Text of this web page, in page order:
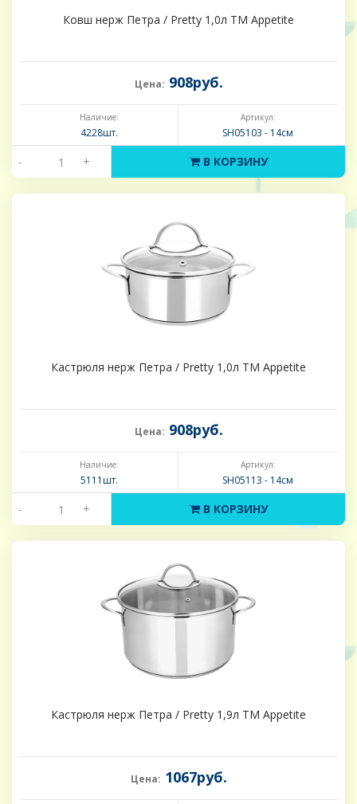
Ковш нерж Петра / Pretty 1,0л ТМ Appetite
Цена: 908руб.
Наличие:
4228шт.
Артикул:
SH05103 - 14см
- + В КОРЗИНУ
Кастрюля нерж Петра / Pretty 1,0л ТМ Appetite
Цена: 908руб.
Наличие:
5111шт.
Артикул:
SH05113 - 14см
- + В КОРЗИНУ
Кастрюля нерж Петра / Pretty 1,9л ТМ Appetite
Цена: 1067руб.